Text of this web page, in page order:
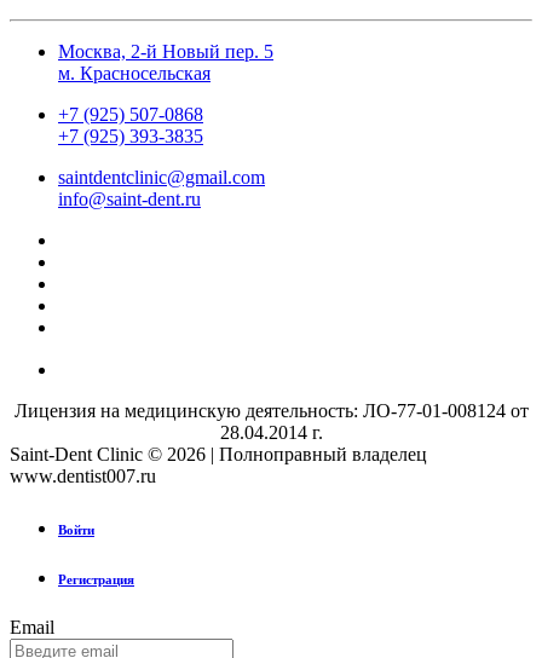
Москва, 2-й Новый пер. 5
м. Красносельская
+7 (925) 507-0868
+7 (925) 393-3835
saintdentclinic@gmail.com
info@saint-dent.ru
Лицензия на медицинскую деятельность: ЛО-77-01-008124 от
28.04.2014 г.
Saint-Dent Clinic © 2026 | Полноправный владелец
www.dentist007.ru
Войти
Регистрация
Email